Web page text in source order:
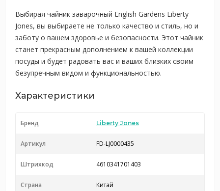
Выбирая чайник заварочный English Gardens Liberty
Jones, вы выбираете не только качество и стиль, но и
заботу о вашем здоровье и безопасности. Этот чайник
станет прекрасным дополнением к вашей коллекции
посуды и будет радовать вас и ваших близких своим
безупречным видом и функциональностью.
Характеристики
Бренд Liberty Jones
Артикул FD-LJ0000435
Штрихкод 4610341701403
Страна
Китай